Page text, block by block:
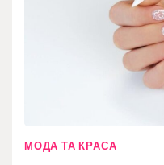
МОДА ТА КРАСА